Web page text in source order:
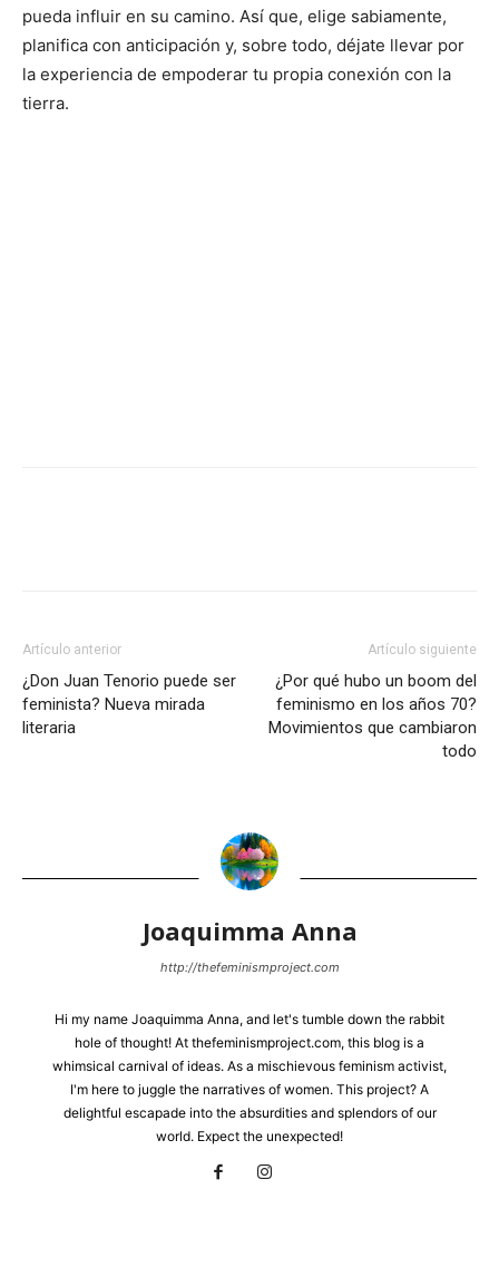
pueda influir en su camino. Así que, elige sabiamente,
planifica con anticipación y, sobre todo, déjate llevar por
la experiencia de empoderar tu propia conexión con la
tierra.
Artículo anterior
¿Don Juan Tenorio puede ser
feminista? Nueva mirada
literaria
Artículo siguiente
¿Por qué hubo un boom del
feminismo en los años 70?
Movimientos que cambiaron
todo
Joaquimma Anna
http://thefeminismproject.com
Hi my name Joaquimma Anna, and let's tumble down the rabbit
hole of thought! At thefeminismproject.com, this blog is a
whimsical carnival of ideas. As a mischievous feminism activist,
I'm here to juggle the narratives of women. This project? A
delightful escapade into the absurdities and splendors of our
world. Expect the unexpected!